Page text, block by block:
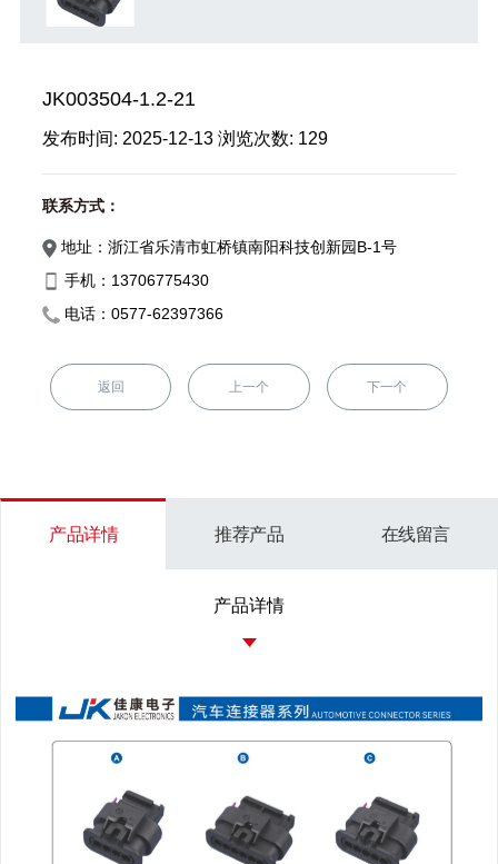
JK003504-1.2-21
发布时间: 2025-12-13 浏览次数: 129
联系方式：
地址：浙江省乐清市虹桥镇南阳科技创新园B-1号
手机：13706775430
电话：0577-62397366
返回 上一个 下一个
产品详情 推荐产品 在线留言
产品详情